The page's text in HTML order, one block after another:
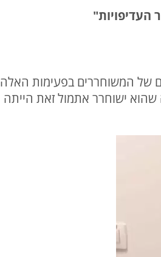
זה שרוני גבר ובן 25 שזה לא חלק מההסכם של המשוחררים בפעימות האלה
ולא ציפינו לזה שהוא ישוחרר אתמול זאת הייתה